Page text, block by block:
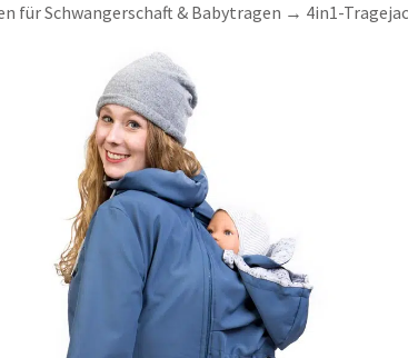
für Schwangerschaft & Babytragen → 4in1-